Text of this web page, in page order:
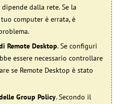
dalla rete. Se la
computer è errata, è
Remote Desktop. Se configuri
essere necessario controllare
se Remote Desktop è stato
Group Policy. Secondo il